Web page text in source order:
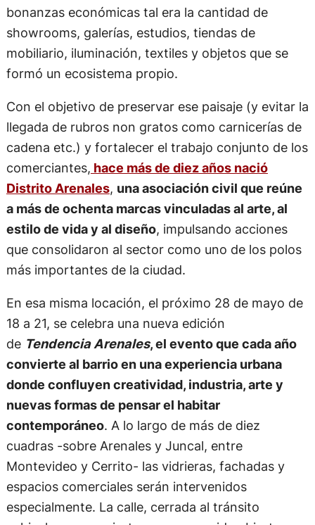
bonanzas económicas tal era la cantidad de
showrooms, galerías, estudios, tiendas de
mobiliario, iluminación, textiles y objetos que se
formó un ecosistema propio.
Con el objetivo de preservar ese paisaje (y evitar la
llegada de rubros non gratos como carnicerías de
cadena etc.) y fortalecer el trabajo conjunto de los
comerciantes, hace más de diez años nació
Distrito Arenales, una asociación civil que reúne
a más de ochenta marcas vinculadas al arte, al
estilo de vida y al diseño, impulsando acciones
que consolidaron al sector como uno de los polos
más importantes de la ciudad.
En esa misma locación, el próximo 28 de mayo de
18 a 21, se celebra una nueva edición
de Tendencia Arenales, el evento que cada año
convierte al barrio en una experiencia urbana
donde confluyen creatividad, industria, arte y
nuevas formas de pensar el habitar
contemporáneo. A lo largo de más de diez
cuadras -sobre Arenales y Juncal, entre
Montevideo y Cerrito- las vidrieras, fachadas y
espacios comerciales serán intervenidos
especialmente. La calle, cerrada al tránsito